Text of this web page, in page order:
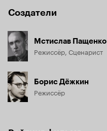
Создатели
Мстислав Пащенко
Режиссёр, Сценарист
Борис Дёжкин
Режиссёр